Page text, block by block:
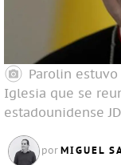
Parolin
Iglesia que se
estadounidense
por MIGUEL